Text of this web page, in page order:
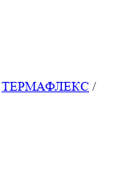
ТЕРМАФЛЕКС /